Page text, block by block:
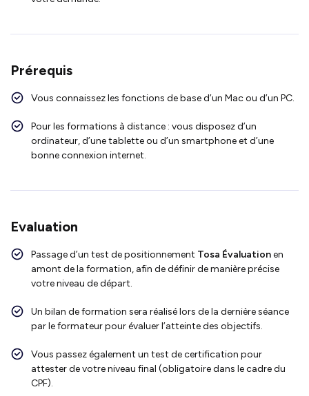
Prérequis
Vous connaissez les fonctions de base d’un Mac ou d’un PC.
Pour les formations à distance : vous disposez d’un
ordinateur, d’une tablette ou d’un smartphone et d’une
bonne connexion internet.
Evaluation
Passage d’un test de positionnement Tosa Évaluationen
amont de la formation, afin de définir de manière précise
votre niveau de départ.
Un bilan de formation sera réalisé lors de la dernière séance
par le formateur pour évaluer l’atteinte des objectifs.
Vous passez également un test de certification pour
attester de votre niveau final (obligatoire dans le cadre du
CPF).